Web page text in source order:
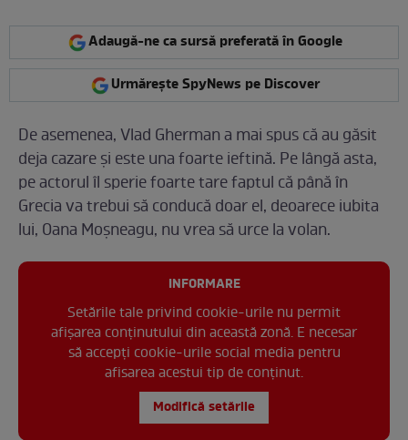
Adaugă-ne ca sursă preferată în Google
Urmărește SpyNews pe Discover
De asemenea, Vlad Gherman a mai spus că au găsit
deja cazare și este una foarte ieftină. Pe lângă asta,
pe actorul îl sperie foarte tare faptul că până în
Grecia va trebui să conducă doar el, deoarece iubita
lui, Oana Moșneagu, nu vrea să urce la volan.
INFORMARE
Setările tale privind cookie-urile nu permit
afișarea conținutului din această zonă. E necesar
să accepți cookie-urile social media pentru
afisarea acestui tip de conținut.
Modifică setările